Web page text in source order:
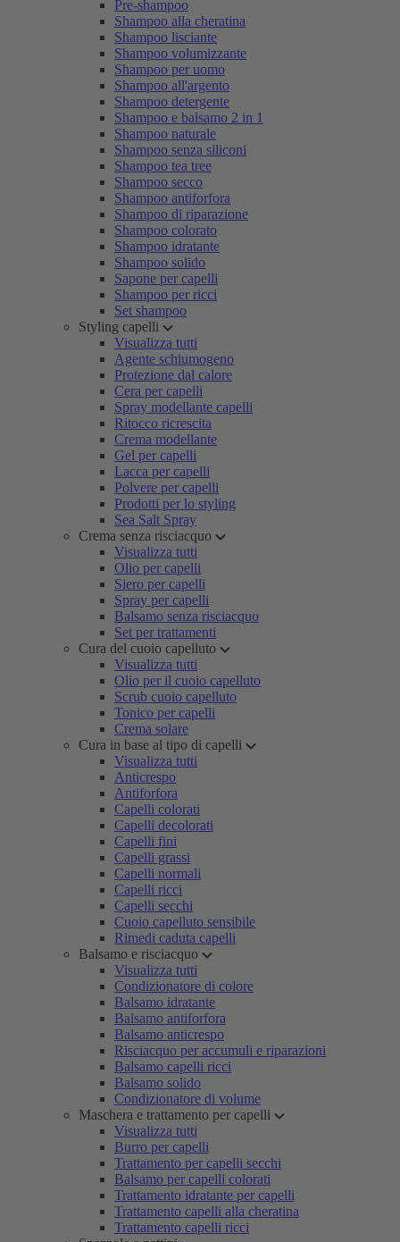
Pre-shampoo
Shampoo alla cheratina
Shampoo lisciante
Shampoo volumizzante
Shampoo per uomo
Shampoo all'argento
Shampoo detergente
Shampoo e balsamo 2 in 1
Shampoo naturale
Shampoo senza siliconi
Shampoo tea tree
Shampoo secco
Shampoo antiforfora
Shampoo di riparazione
Shampoo colorato
Shampoo idratante
Shampoo solido
Sapone per capelli
Shampoo per ricci
Set shampoo
Styling capelli
Visualizza tutti
Agente schiumogeno
Protezione dal calore
Cera per capelli
Spray modellante capelli
Ritocco ricrescita
Crema modellante
Gel per capelli
Lacca per capelli
Polvere per capelli
Prodotti per lo styling
Sea Salt Spray
Crema senza risciacquo
Visualizza tutti
Olio per capelli
Siero per capelli
Spray per capelli
Balsamo senza risciacquo
Set per trattamenti
Cura del cuoio capelluto
Visualizza tutti
Olio per il cuoio capelluto
Scrub cuoio capelluto
Tonico per capelli
Crema solare
Cura in base al tipo di capelli
Visualizza tutti
Anticrespo
Antiforfora
Capelli colorati
Capelli decolorati
Capelli fini
Capelli grassi
Capelli normali
Capelli ricci
Capelli secchi
Cuoio capelluto sensibile
Rimedi caduta capelli
Balsamo e risciacquo
Visualizza tutti
Condizionatore di colore
Balsamo idratante
Balsamo antiforfora
Balsamo anticrespo
Risciacquo per accumuli e riparazioni
Balsamo capelli ricci
Balsamo solido
Condizionatore di volume
Maschera e trattamento per capelli
Visualizza tutti
Burro per capelli
Trattamento per capelli secchi
Balsamo per capelli colorati
Trattamento idratante per capelli
Trattamento capelli alla cheratina
Trattamento capelli ricci